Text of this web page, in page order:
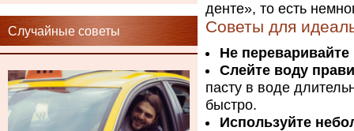
Случайные советы
денте», то есть
Советы для
Не переваривайте
Слейте воду
пасту в воде
быстро.
Используйте